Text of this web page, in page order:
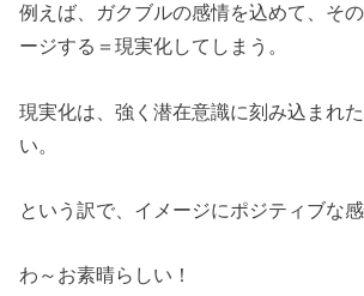
例えば、ガクブルの感情を込めて、そ
ージする＝現実化してしまう。
現実化は、強く潜在意識に刻み込まれ
い。
という訳で、イメージにポジティブな感
わ～お素晴らしい！